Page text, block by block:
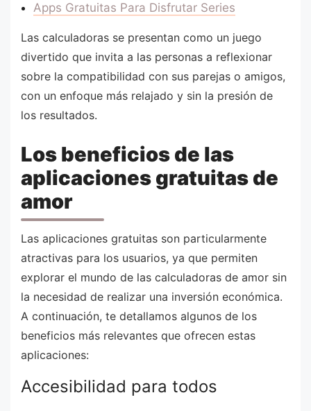
Apps Gratuitas Para Disfrutar Series
Las calculadoras se presentan como un juego
divertido que invita a las personas a reflexionar
sobre la compatibilidad con sus parejas o amigos,
con un enfoque más relajado y sin la presión de
los resultados.
Los beneficios de las
aplicaciones gratuitas de
amor
Las aplicaciones gratuitas son particularmente
atractivas para los usuarios, ya que permiten
explorar el mundo de las calculadoras de amor sin
la necesidad de realizar una inversión económica.
A continuación, te detallamos algunos de los
beneficios más relevantes que ofrecen estas
aplicaciones:
Accesibilidad para todos